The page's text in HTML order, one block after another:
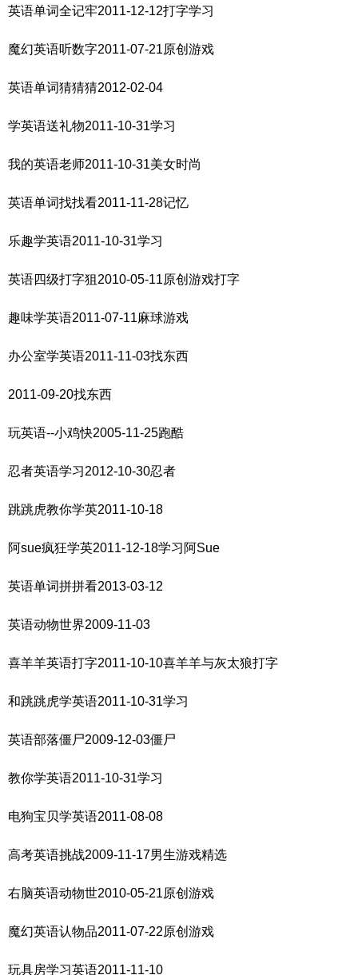
英语单词全记牢2011-12-12打字学习
魔幻英语听数字2011-07-21原创游戏
英语单词猜猜猜2012-02-04
学英语送礼物2011-10-31学习
我的英语老师2011-10-31美女时尚
英语单词找找看2011-11-28记忆
乐趣学英语2011-10-31学习
英语四级打字狙2010-05-11原创游戏打字
趣味学英语2011-07-11麻球游戏
办公室学英语2011-11-03找东西
2011-09-20找东西
玩英语--小鸡快2005-11-25跑酷
忍者英语学习2012-10-30忍者
跳跳虎教你学英2011-10-18
阿sue疯狂学英2011-12-18学习阿Sue
英语单词拼拼看2013-03-12
英语动物世界2009-11-03
喜羊羊英语打字2011-10-10喜羊羊与灰太狼打字
和跳跳虎学英语2011-10-31学习
英语部落僵尸2009-12-03僵尸
教你学英语2011-10-31学习
电狗宝贝学英语2011-08-08
高考英语挑战2009-11-17男生游戏精选
右脑英语动物世2010-05-21原创游戏
魔幻英语认物品2011-07-22原创游戏
玩具房学习英语2011-11-10